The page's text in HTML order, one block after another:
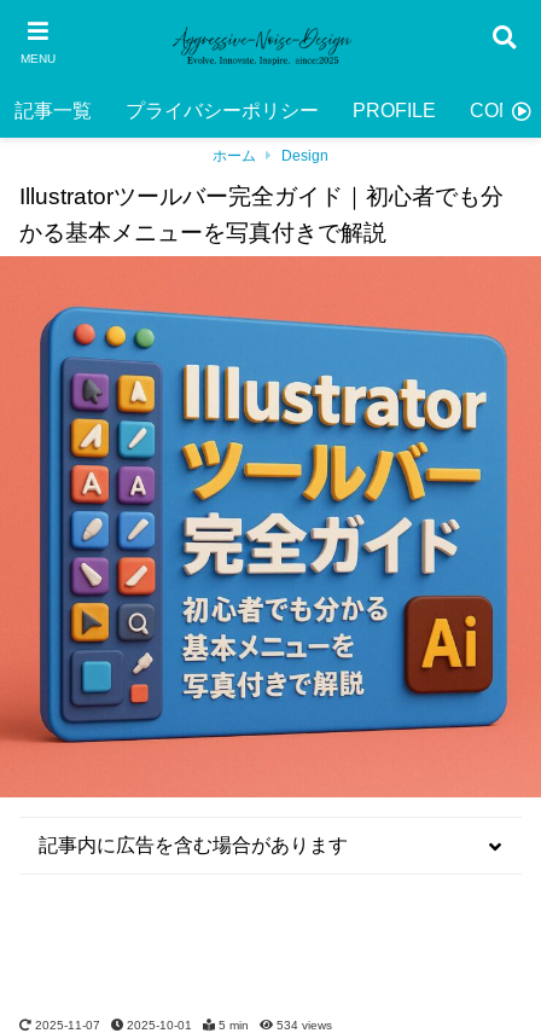
MENU
記事一覧 プライバシーポリシー PROFILE
ホーム Design
Illustratorツールバー完全ガイド｜初心者でも分
かる基本メニューを写真付きで解説
2025-11-07 2025-10-01 5 min 534views
記事内に広告を含む場合があります